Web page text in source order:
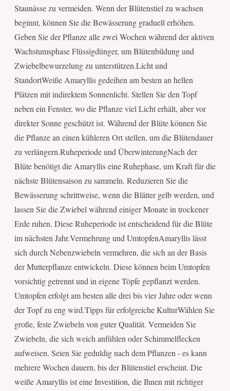
Staunässe zu vermeiden. Wenn der Blütenstiel zu wachsen
beginnt, können Sie die Bewässerung graduell erhöhen.
Geben Sie der Pflanze alle zwei Wochen während der aktiven
Wachstumsphase Flüssigdünger, um Blütenbildung und
Zwiebelbewurzelung zu unterstützen.Licht und
StandortWeiße Amaryllis gedeihen am besten an hellen
Plätzen mit indirektem Sonnenlicht. Stellen Sie den Topf
neben ein Fenster, wo die Pflanze viel Licht erhält, aber vor
direkter Sonne geschützt ist. Während der Blüte können Sie
die Pflanze an einen kühleren Ort stellen, um die Blütendauer
zu verlängern.Ruheperiode und ÜberwinterungNach der
Blüte benötigt die Amaryllis eine Ruhephase, um Kraft für die
nächste Blütensaison zu sammeln. Reduzieren Sie die
Bewässerung schrittweise, wenn die Blätter gelb werden, und
lassen Sie die Zwiebel während einiger Monate in trockener
Erde ruhen. Diese Ruheperiode ist entscheidend für die Blüte
im nächsten Jahr.Vermehrung und UmtopfenAmaryllis lässt
sich durch Nebenzwiebeln vermehren, die sich an der Basis
der Mutterpflanze entwickeln. Diese können beim Umtopfen
vorsichtig getrennt und in eigene Töpfe gepflanzt werden.
Umtopfen erfolgt am besten alle drei bis vier Jahre oder wenn
der Topf zu eng wird.Tipps für erfolgreiche KulturWählen Sie
große, feste Zwiebeln von guter Qualität. Vermeiden Sie
Zwiebeln, die sich weich anfühlen oder Schimmelflecken
aufweisen. Seien Sie geduldig nach dem Pflanzen - es kann
mehrere Wochen dauern, bis der Blütenstiel erscheint. Die
weiße Amaryllis ist eine Investition, die Ihnen mit richtiger